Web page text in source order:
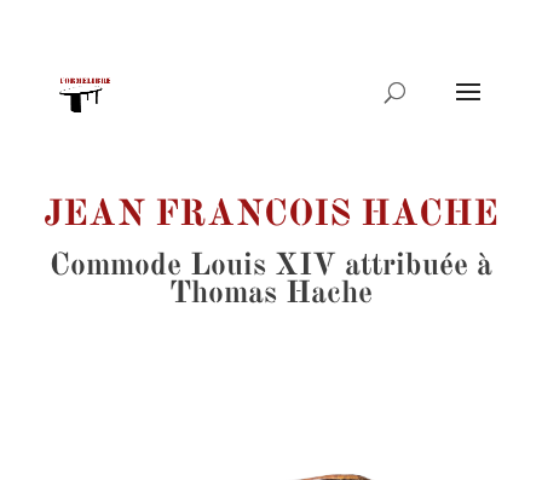
produits
JEAN FRANCOIS HACHE
Commode Louis XIV attribuée à
Thomas Hache